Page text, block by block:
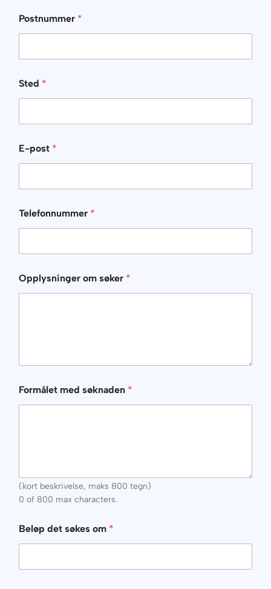
Postnummer *
Sted *
E-post *
Telefonnummer *
Opplysninger om søker *
Formålet med søknaden *
(kort beskrivelse, maks 800 tegn)
0 of 800 max characters.
Beløp det søkes om *